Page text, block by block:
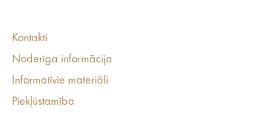
Kontakti
Noderīga informācija
Informatīvie materiāli
Piekļūstamība